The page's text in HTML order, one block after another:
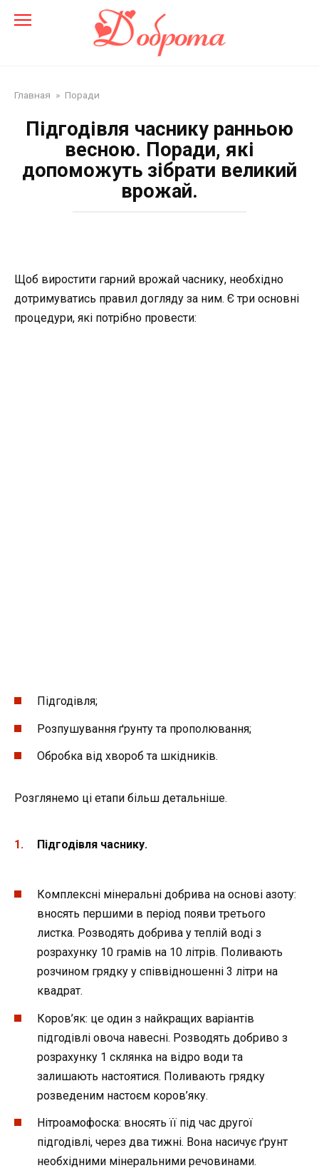
Главная » Поради
Підгодівля часнику ранньою
весною. Поради, які
допоможуть зібрати великий
врожай.
Щоб виростити гарний врожай часнику, необхідно
дотримуватись правил догляду за ним. Є три основні
процедури, які потрібно провести:
Підгодівля;
Розпушування ґрунту та прополювання;
Обробка від хвороб та шкідників.
Розглянемо ці етапи більш детальніше.
Підгодівля часнику.
Комплексні мінеральні добрива на основі азоту:
вносять першими в період появи третього
листка. Розводять добрива у теплій воді з
розрахунку 10 грамів на 10 літрів. Поливають
розчином грядку у співвідношенні 3 літри на
квадрат.
Коров’як: це один з найкращих варіантів
підгодівлі овоча навесні. Розводять добриво з
розрахунку 1 склянка на відро води та
залишають настоятися. Поливають грядку
розведеним настоєм коров’яку.
Нітроамофоска: вносять її під час другої
підгодівлі, через два тижні. Вона насичує ґрунт
необхідними мінеральними речовинами.